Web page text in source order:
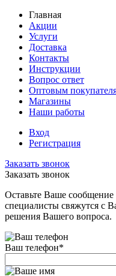
Главная
Акции
Услуги
Доставка
Контакты
Инструкции
Вопрос ответ
Оптовым
Магазины
Наши работы
Вход
Регистрация
Заказать звонок
Заказать звонок
Оставьте Ваше
специалисты свяжутся с
решения Вашего вопроса.
Ваш телефон*